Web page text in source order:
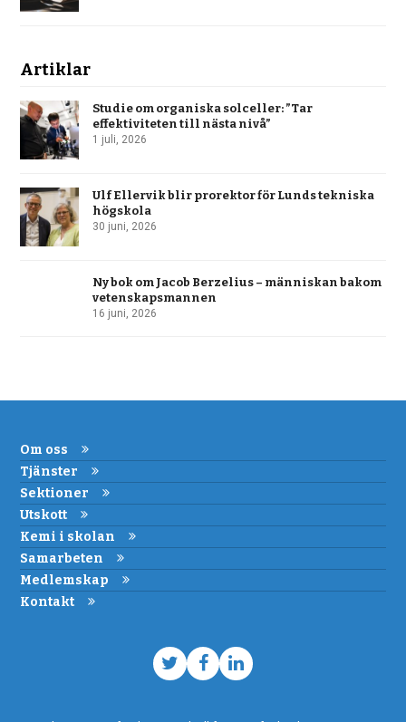
Artiklar
Studie om organiska solceller: ”Tar
effektiviteten till nästa nivå”
1 juli, 2026
Ulf Ellervik blir prorektor för Lunds tekniska
högskola
30 juni, 2026
Ny bok om Jacob Berzelius – människan bakom
vetenskapsmannen
16 juni, 2026
Om oss
Tjänster
Sektioner
Utskott
Kemi i skolan
Samarbeten
Medlemskap
Kontakt
TwitterFacebook
LinkedIn